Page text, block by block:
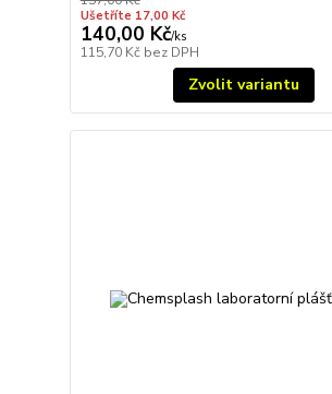
Ušetříte 17,00 Kč
140,00 Kč/ks
115,70 Kč bez DPH
Zvolit variantu